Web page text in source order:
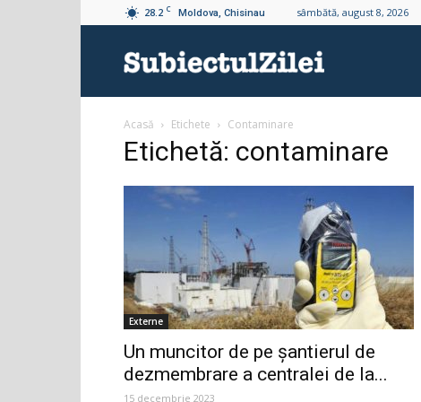
28.2 C Moldova, Chisinau sâmbătă, august 8, 2026
Acasă Etichete Contaminare
Etichetă: contaminare
Externe
Un muncitor de pe șantierul de
dezmembrare a centralei de la...
15 decembrie 2023